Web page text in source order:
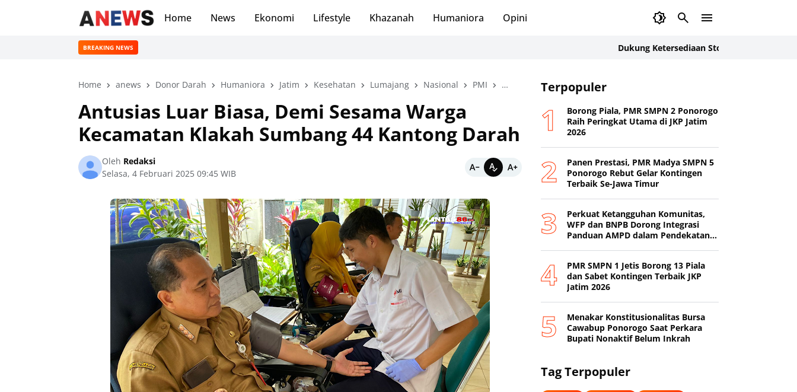
Home News Ekonomi Lifestyle Khazanah Humaniora Opini
BREAKING NEWS Dukung Ketersediaan Stok Darah, Dinas Perikanan
Home anews Donor Darah Humaniora Jatim Kesehatan Lumajang Nasional PMI PMI Lumajang
Antusias Luar Biasa, Demi Sesama Warga
Kecamatan Klakah Sumbang 44 Kantong Darah
Oleh Redaksi
Selasa, 4 Februari 2025 09:45 WIB
Terpopuler
Borong Piala, PMR SMPN 2 Ponorogo
Raih Peringkat Utama di JKP Jatim
2026
Panen Prestasi, PMR Madya SMPN 5
Ponorogo Rebut Gelar Kontingen
Terbaik Se-Jawa Timur
Perkuat Ketangguhan Komunitas,
WFP dan BNPB Dorong Integrasi
Panduan AMPD dalam Pendekatan
PMR SMPN 1 Jetis Borong 13 Piala
dan Sabet Kontingen Terbaik JKP
Jatim 2026
Menakar Konstitusionalitas Bursa
Cawabup Ponorogo Saat Perkara
Bupati Nonaktif Belum Inkrah
Tag Terpopuler